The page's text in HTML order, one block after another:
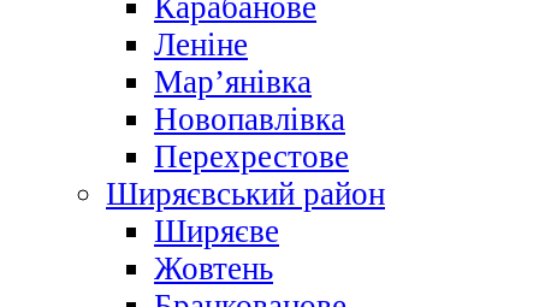
Карабанове
Леніне
Мар’янівка
Новопавлівка
Перехрестове
Ширяєвський район
Ширяєве
Жовтень